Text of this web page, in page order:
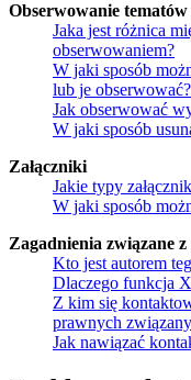
Obserwowanie tematów
Jaka jest różnica
obserwowaniem?
W jaki sposób
lub je
Jak obserwować
W jaki sposób
Załączniki
Jakie typy
W jaki sposób
Zagadnienia związane
Kto jest autorem
Dlaczego funkcja
Z kim się
prawnych
Jak nawiązać